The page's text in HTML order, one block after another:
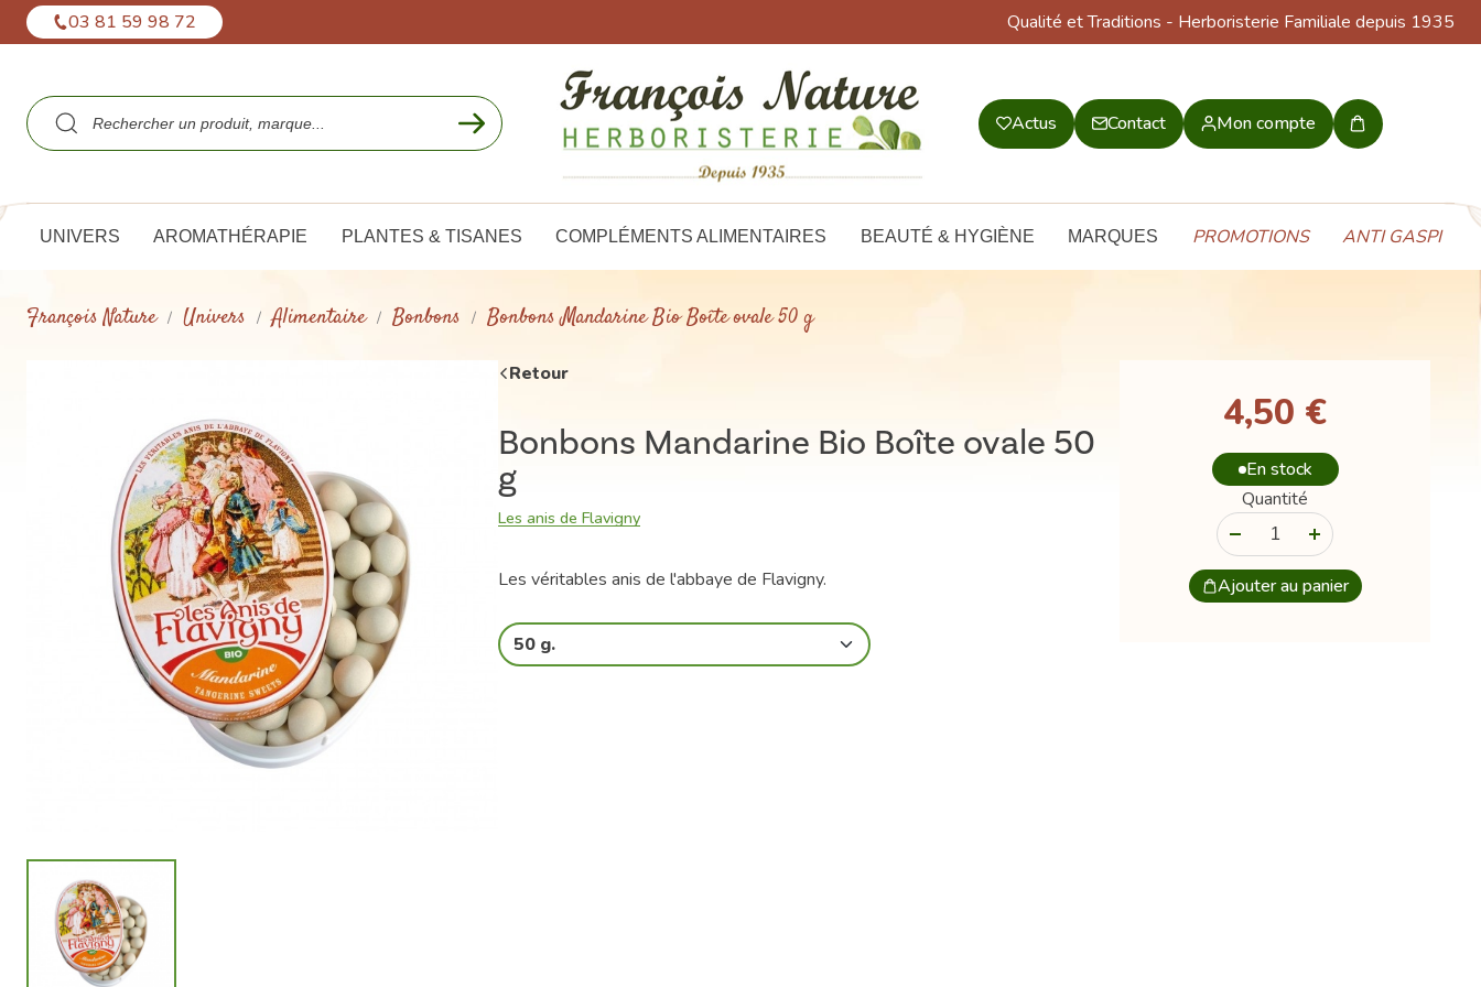
03 81 59 98 72 Qualité et Traditions - Herboristerie Familiale depuis 1935
Actus Contact Mon compte
Mon
UNIVERS AROMATHÉRAPIE PLANTES & TISANES COMPLÉMENTS ALIMENTAIRES BEAUTÉ & HYGIÈNE MARQUES PROMOTIONS ANTI GASPI
François Nature Univers Alimentaire Bonbons Bonbons Mandarine Bio Boîte ovale 50 g
Retour
Bonbons Mandarine Bio Boîte ovale 50
g
Les anis de Flavigny
Les véritables anis de l'abbaye de Flavigny.
50 g.
4,50 €
En stock
Quantité
Ajouter au panier
Panneau de gestion des cookies